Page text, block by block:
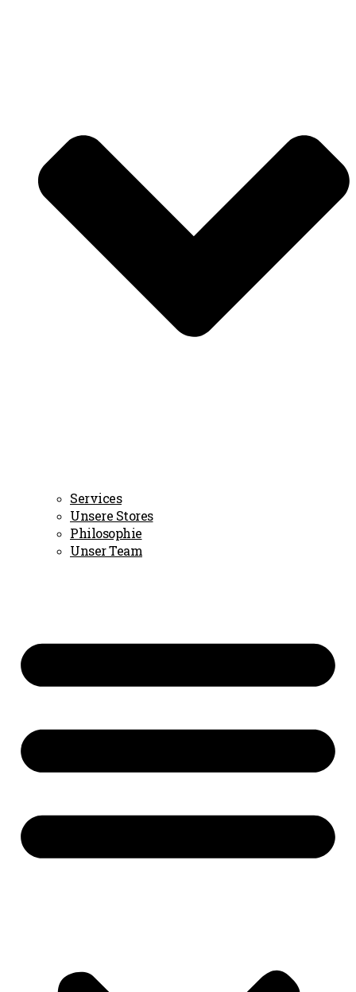
Services
Unsere Stores
Philosophie
Unser Team